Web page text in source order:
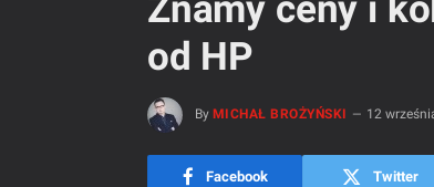
Znamy ceny i
od HP
By MICHAŁ BROŻYŃSKI 12
Facebook Twitter